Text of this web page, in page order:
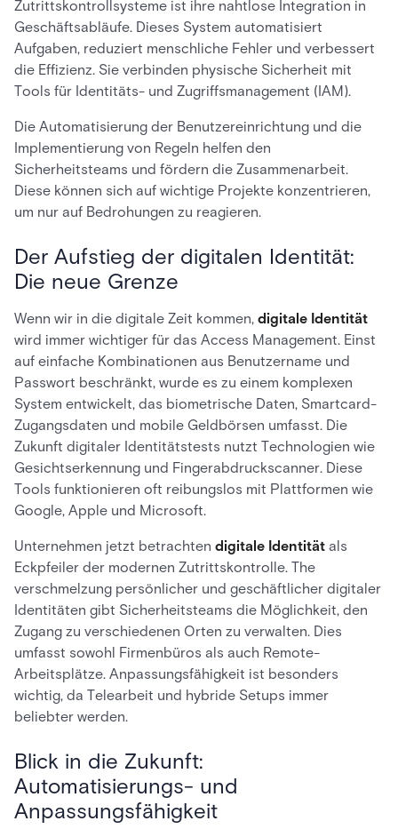
Zutrittskontrollsysteme ist ihre nahtlose Integration in
Geschäftsabläufe. Dieses System automatisiert
Aufgaben, reduziert menschliche Fehler und verbessert
die Effizienz. Sie verbinden physische Sicherheit mit
Tools für Identitäts- und Zugriffsmanagement (IAM).
Die Automatisierung der Benutzereinrichtung und die
Implementierung von Regeln helfen den
Sicherheitsteams und fördern die Zusammenarbeit.
Diese können sich auf wichtige Projekte konzentrieren,
um nur auf Bedrohungen zu reagieren.
Der Aufstieg der digitalen Identität:
Die neue Grenze
Wenn wir in die digitale Zeit kommen, digitale Identität
wird immer wichtiger für das Access Management. Einst
auf einfache Kombinationen aus Benutzername und
Passwort beschränkt, wurde es zu einem komplexen
System entwickelt, das biometrische Daten, Smartcard-
Zugangsdaten und mobile Geldbörsen umfasst. Die
Zukunft digitaler Identitätstests nutzt Technologien wie
Gesichtserkennung und Fingerabdruckscanner. Diese
Tools funktionieren oft reibungslos mit Plattformen wie
Google, Apple und Microsoft.
Unternehmen jetzt betrachten digitale Identität als
Eckpfeiler der modernen Zutrittskontrolle. The
verschmelzung persönlicher und geschäftlicher digitaler
Identitäten gibt Sicherheitsteams die Möglichkeit, den
Zugang zu verschiedenen Orten zu verwalten. Dies
umfasst sowohl Firmenbüros als auch Remote-
Arbeitsplätze. Anpassungsfähigkeit ist besonders
wichtig, da Telearbeit und hybride Setups immer
beliebter werden.
Blick in die Zukunft:
Automatisierungs- und
Anpassungsfähigkeit